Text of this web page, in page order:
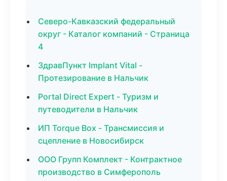
Северо-Кавказский федеральный
округ - Каталог компаний - Страница
4
ЗдравПункт Implant Vital -
Протезирование в Нальчик
Portal Direct Expert - Туризм и
путеводители в Нальчик
ИП Torque Box - Трансмиссия и
сцепление в Новосибирск
ООО Групп Комплект - Контрактное
производство в Симферополь